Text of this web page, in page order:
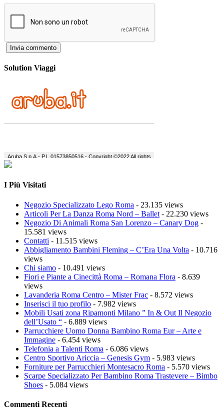
Solution Viaggi
I Più Visitati
Negozio Specializzato Lego Roma - 23.135 views
Articoli Per La Danza Roma Nord – Ballet - 22.230 views
Negozio Di Animali Roma San Lorenzo – Canary Dog -
15.581 views
Contatti - 11.515 views
Abbigliamento Bambini Fleming – C’Era Una Volta - 10.716
views
Chi siamo - 10.491 views
Fiori e Piante a Cinecittà Roma – Romana Flora - 8.639
views
Lavanderia Roma Centro – Mister Frac - 8.572 views
Inserisci il tuo profilo - 7.982 views
Mobili Usati zona Ripamonti Milano ” In & Out Il Negozio
dell’Usato “ - 6.889 views
Parrucchiere Uomo Donna Bambino Roma Eur – Arte e
Immagine - 6.454 views
Telefonia a Talenti Roma - 6.086 views
Centro Sportivo Ariccia – Genesis Gym - 5.983 views
Forniture per Parrucchieri Montesacro Roma - 5.570 views
Scarpe Specializzato Per Bambino Roma Trastevere – Bimbo
Shoes - 5.084 views
Commenti Recenti